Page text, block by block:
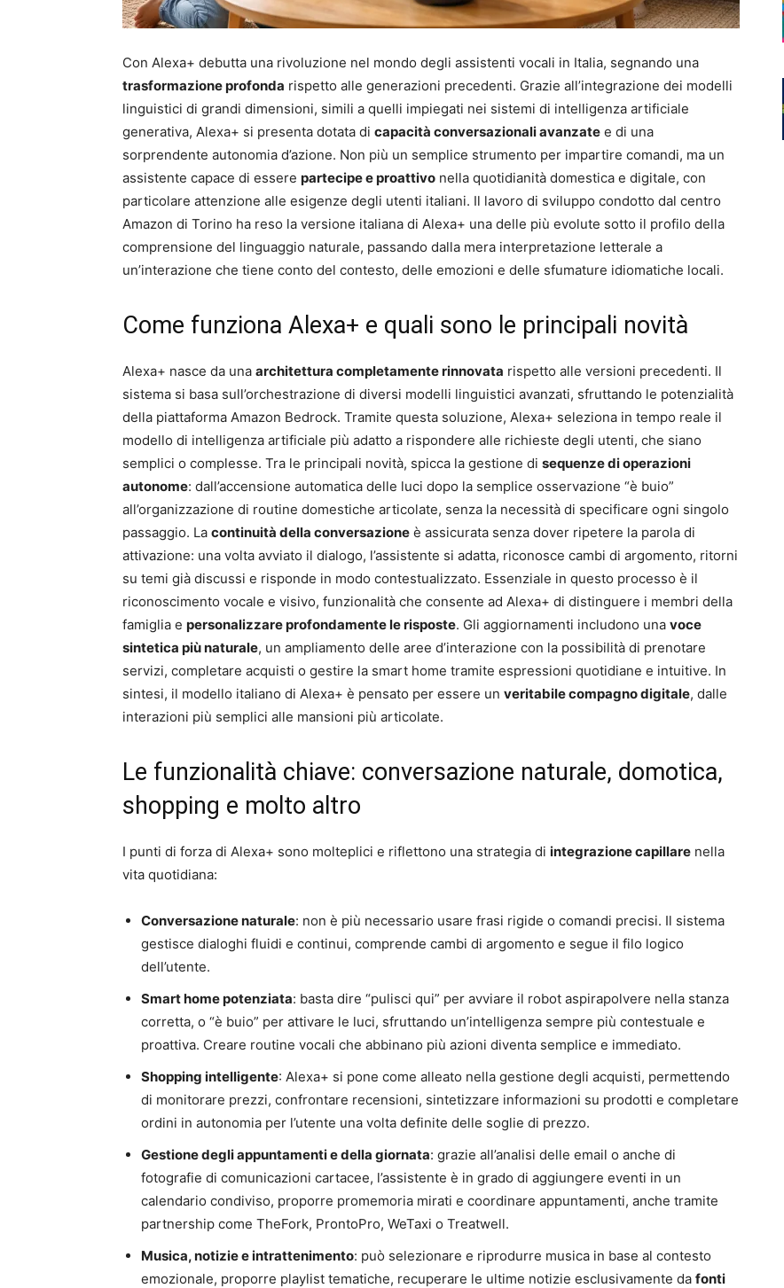
Con Alexa+ debutta una rivoluzione nel mondo degli assistenti vocali in Italia, segnando una
trasformazione profonda rispetto alle generazioni precedenti. Grazie all’integrazione dei modelli
linguistici di grandi dimensioni, simili a quelli impiegati nei sistemi di intelligenza artificiale
generativa, Alexa+ si presenta dotata di capacità conversazionali avanzate e di una
sorprendente autonomia d’azione. Non più un semplice strumento per impartire comandi, ma un
assistente capace di essere partecipe e proattivo nella quotidianità domestica e digitale, con
particolare attenzione alle esigenze degli utenti italiani. Il lavoro di sviluppo condotto dal centro
Amazon di Torino ha reso la versione italiana di Alexa+ una delle più evolute sotto il profilo della
comprensione del linguaggio naturale, passando dalla mera interpretazione letterale a
un’interazione che tiene conto del contesto, delle emozioni e delle sfumature idiomatiche locali.
Come funziona Alexa+ e quali sono le principali novità
Alexa+ nasce da una architettura completamente rinnovata rispetto alle versioni precedenti. Il
sistema si basa sull’orchestrazione di diversi modelli linguistici avanzati, sfruttando le potenzialità
della piattaforma Amazon Bedrock. Tramite questa soluzione, Alexa+ seleziona in tempo reale il
modello di intelligenza artificiale più adatto a rispondere alle richieste degli utenti, che siano
semplici o complesse. Tra le principali novità, spicca la gestione di sequenze di operazioni
autonome: dall’accensione automatica delle luci dopo la semplice osservazione “è buio”
all’organizzazione di routine domestiche articolate, senza la necessità di specificare ogni singolo
passaggio. La continuità della conversazione è assicurata senza dover ripetere la parola di
attivazione: una volta avviato il dialogo, l’assistente si adatta, riconosce cambi di argomento, ritorni
su temi già discussi e risponde in modo contestualizzato. Essenziale in questo processo è il
riconoscimento vocale e visivo, funzionalità che consente ad Alexa+ di distinguere i membri della
famiglia e personalizzare profondamente le risposte. Gli aggiornamenti includono una voce
sintetica più naturale, un ampliamento delle aree d’interazione con la possibilità di prenotare
servizi, completare acquisti o gestire la smart home tramite espressioni quotidiane e intuitive. In
sintesi, il modello italiano di Alexa+ è pensato per essere un veritabile compagno digitale, dalle
interazioni più semplici alle mansioni più articolate.
Le funzionalità chiave: conversazione naturale, domotica,
shopping e molto altro
I punti di forza di Alexa+ sono molteplici e riflettono una strategia di integrazione capillare nella
vita quotidiana:
Conversazione naturale: non è più necessario usare frasi rigide o comandi precisi. Il sistema
gestisce dialoghi fluidi e continui, comprende cambi di argomento e segue il filo logico
dell’utente.
Smart home potenziata: basta dire “pulisci qui” per avviare il robot aspirapolvere nella stanza
corretta, o “è buio” per attivare le luci, sfruttando un’intelligenza sempre più contestuale e
proattiva. Creare routine vocali che abbinano più azioni diventa semplice e immediato.
Shopping intelligente: Alexa+ si pone come alleato nella gestione degli acquisti, permettendo
di monitorare prezzi, confrontare recensioni, sintetizzare informazioni su prodotti e completare
ordini in autonomia per l’utente una volta definite delle soglie di prezzo.
Gestione degli appuntamenti e della giornata: grazie all’analisi delle email o anche di
fotografie di comunicazioni cartacee, l’assistente è in grado di aggiungere eventi in un
calendario condiviso, proporre promemoria mirati e coordinare appuntamenti, anche tramite
partnership come TheFork, ProntoPro, WeTaxi o Treatwell.
Musica, notizie e intrattenimento: può selezionare e riprodurre musica in base al contesto
emozionale, proporre playlist tematiche, recuperare le ultime notizie esclusivamente da fonti